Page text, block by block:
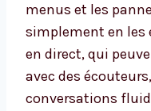
menus et les
simplement en les
en direct, qui
avec des
conversations